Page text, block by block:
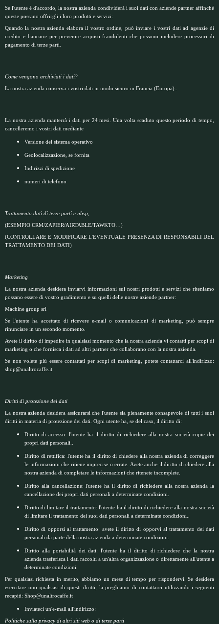
Se l'utente è d'accordo, la nostra azienda condividerà i suoi dati con aziende partner affinché
queste possano offrirgli i loro prodotti e servizi:
Quando la nostra azienda elabora il vostro ordine, può inviare i vostri dati ad agenzie di
credito e bancarie per prevenire acquisti fraudolenti che possono includere processori di
pagamento di terze parti.
Come vengono archiviati i dati?
La nostra azienda conserva i vostri dati in modo sicuro in Francia (Europa)..
La nostra azienda manterrà i dati per 24 mesi. Una volta scaduto questo periodo di tempo,
cancelleremo i vostri dati mediante
Versione del sistema operativo
Geolocalizzazione, se fornita
Indirizzi di spedizione
numeri di telefono
Trattamento dati di terze parti e nbsp;
(ESEMPIO CRM/ZAPIER/AIRTABLE/TAWKTO…)
(CONTROLLARE E MODIFICARE L'EVENTUALE PRESENZA DI RESPONSABILI DEL
TRATTAMENTO DEI DATI)
Marketing
La nostra azienda desidera inviarvi informazioni sui nostri prodotti e servizi che riteniamo
possano essere di vostro gradimento e su quelli delle nostre aziende partner:
Machine group srl
Se l'utente ha accettato di ricevere e-mail o comunicazioni di marketing, può sempre
rinunciare in un secondo momento.
Avete il diritto di impedire in qualsiasi momento che la nostra azienda vi contatti per scopi di
marketing o che fornisca i dati ad altri partner che collaborano con la nostra azienda.
Se non volete più essere contattati per scopi di marketing, potete contattarci all'indirizzo:
shop@unaltrocaffe.it
Diritti di protezione dei dati
La nostra azienda desidera assicurarsi che l'utente sia pienamente consapevole di tutti i suoi
diritti in materia di protezione dei dati. Ogni utente ha, se del caso, il diritto di:
Diritto di accesso: l'utente ha il diritto di richiedere alla nostra società copie dei
propri dati personali..
Diritto di rettifica: l'utente ha il diritto di chiedere alla nostra azienda di correggere
le informazioni che ritiene imprecise o errate. Avete anche il diritto di chiedere alla
nostra azienda di completare le informazioni che ritenete incomplete.
Diritto alla cancellazione: l'utente ha il diritto di richiedere alla nostra azienda la
cancellazione dei propri dati personali a determinate condizioni.
Diritto di limitare il trattamento: l'utente ha il diritto di richiedere alla nostra società
di limitare il trattamento dei suoi dati personali a determinate condizioni..
Diritto di opporsi al trattamento: avete il diritto di opporvi al trattamento dei dati
personali da parte della nostra azienda a determinate condizioni.
Diritto alla portabilità dei dati: l'utente ha il diritto di richiedere che la nostra
azienda trasferisca i dati raccolti a un'altra organizzazione o direttamente all'utente a
determinate condizioni.
Per qualsiasi richiesta in merito, abbiamo un mese di tempo per rispondervi. Se desidera
esercitare uno qualsiasi di questi diritti, la preghiamo di contattarci utilizzando i seguenti
recapiti: Shop@unaltrocaffe.it
Inviateci un'e-mail all'indirizzo:
Politiche sulla privacy di altri siti web o di terze parti